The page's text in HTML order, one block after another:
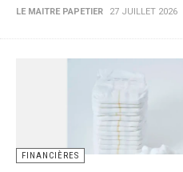
LE MAITRE PAPETIER 27 JUILLET 2026
FINANCIÈRES